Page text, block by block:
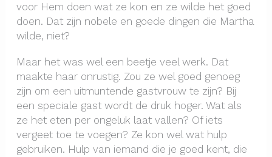
voor Hem doen wat ze kon en ze wilde het goed
doen. Dat zijn nobele en goede dingen die Martha
wilde, niet?
Maar het was wel een beetje veel werk. Dat
maakte haar onrustig. Zou ze wel goed genoeg
zijn om een uitmuntende gastvrouw te zijn? Bij
een speciale gast wordt de druk hoger. Wat als
ze het eten per ongeluk laat vallen? Of iets
vergeet toe te voegen? Ze kon wel wat hulp
gebruiken. Hulp van iemand die je goed kent, die